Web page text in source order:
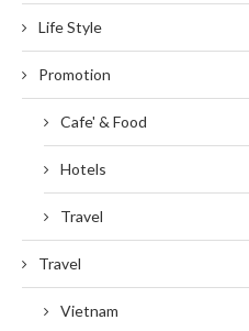
Life Style
Promotion
Cafe' & Food
Hotels
Travel
Travel
Vietnam